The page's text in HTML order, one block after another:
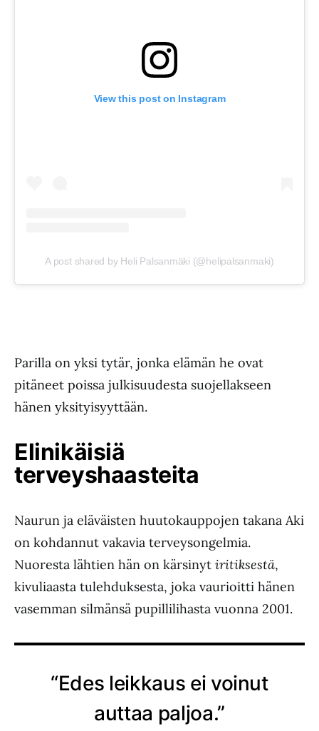
View this post on Instagram
A post shared by Heli Palsanmäki (@helipalsanmaki)
Parilla on yksi tytär, jonka elämän he ovat
pitäneet poissa julkisuudesta suojellakseen
hänen yksityisyyttään.
Elinikäisiä
terveyshaasteita
Naurun ja eläväisten huutokauppojen takana Aki
on kohdannut vakavia terveysongelmia.
Nuoresta lähtien hän on kärsinyt iritiksestä,
kivuliaasta tulehduksesta, joka vaurioitti hänen
vasemman silmänsä pupillilihasta vuonna 2001.
“Edes leikkaus ei voinut
auttaa paljoa.”